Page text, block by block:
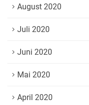
August 2020
Juli 2020
Juni 2020
Mai 2020
April 2020